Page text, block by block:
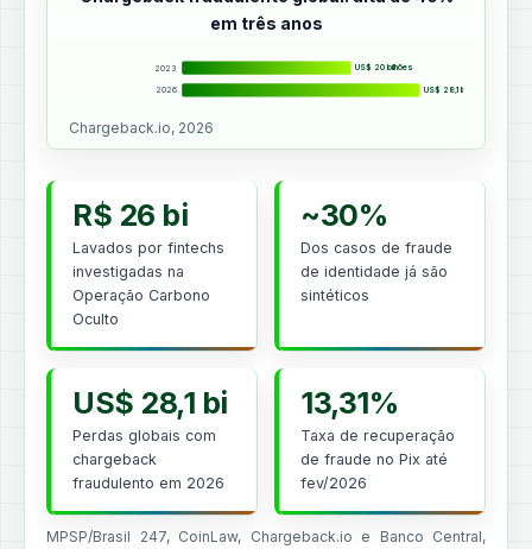
em três anos
2023 US$ 20 bilhões
2026 US$ 28,1 bilhões
Chargeback.io, 2026
R$ 26 bi
Lavados por fintechs
investigadas na
Operação Carbono
Oculto
~30%
Dos casos de fraude
de identidade já são
sintéticos
US$ 28,1 bi
Perdas globais com
chargeback
fraudulento em 2026
13,31%
Taxa de recuperação
de fraude no Pix até
fev/2026
MPSP/Brasil 247, CoinLaw, Chargeback.io e Banco Central,